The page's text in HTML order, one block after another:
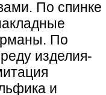
По спинке
По
изделия-
и